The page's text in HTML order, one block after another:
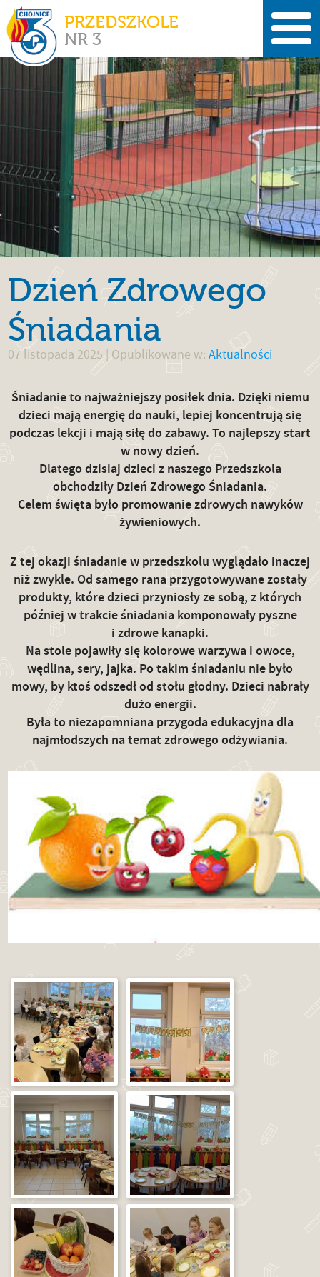
PRZEDSZKOLE
NR 3
Dzień Zdrowego
Śniadania
07 listopada 2025 | Opublikowane w:Aktualności
Śniadanie to najważniejszy posiłek dnia. Dzięki niemu
dzieci mają energię do nauki, lepiej koncentrują się
podczas lekcji i mają siłę do zabawy. To najlepszy start
w nowy dzień.
Dlatego dzisiaj dzieci z naszego Przedszkola
obchodziły Dzień Zdrowego Śniadania.
Celem święta było promowanie zdrowych nawyków
żywieniowych.
Z tej okazji śniadanie w przedszkolu wyglądało inaczej
niż zwykle. Od samego rana przygotowywane zostały
produkty, które dzieci przyniosły ze sobą, z których
później w trakcie śniadania komponowały pyszne
i zdrowe kanapki.
Na stole pojawiły się kolorowe warzywa i owoce,
wędlina, sery, jajka. Po takim śniadaniu nie było
mowy, by ktoś odszedł od stołu głodny. Dzieci nabrały
dużo energii.
Była to niezapomniana przygoda edukacyjna dla
najmłodszych na temat zdrowego odżywiania.